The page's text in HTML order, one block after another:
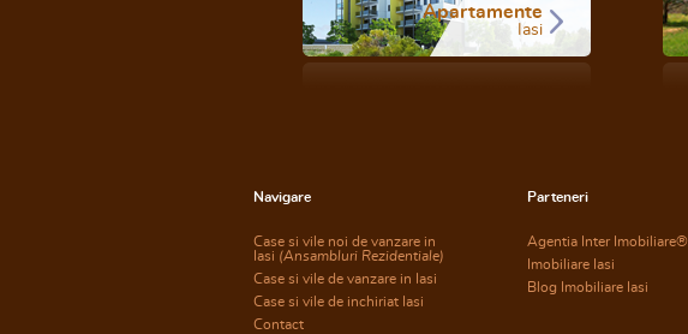
Apartamente
Iasi
Navigare
Case si vile noi de vanzare in
Iasi (Ansambluri Rezidentiale)
Case si vile de vanzare in Iasi
Case si vile de inchiriat Iasi
Contact
Parteneri
Agentia Inter Imobiliare®
Imobiliare Iasi
Blog Imobiliare Iasi